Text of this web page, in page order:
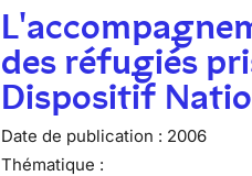
des réfugiés
Dispositif
Date de publication : 2006
Thématique :